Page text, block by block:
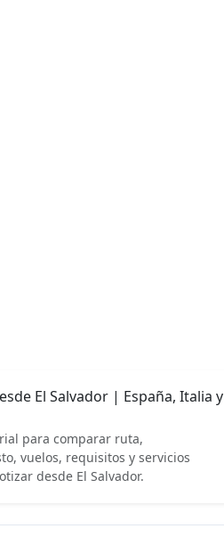
El Salvador | España, Italia y
para comparar ruta,
vuelos, requisitos y servicios
desde El Salvador.